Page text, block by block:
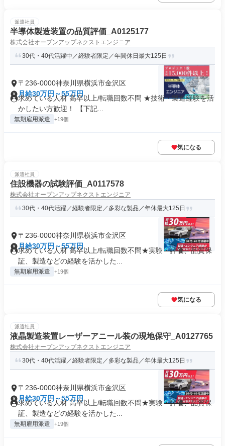
派遣社員
半導体製造装置の品質評価_A0125177
株式会社オープンアップネクストエンジニア
30代・40代活躍中／経験者限定／年間休日最大125日
〒236-0000神奈川県横浜市金沢区
月給30万円～55万円
求めている人材 高卒以上/転職回数不問 ★技術・製造経験を活
かしたい方歓迎！ 【下記...
無期雇用派遣 +19個
気になる
派遣社員
住設機器の試験評価_A0117578
株式会社オープンアップネクストエンジニア
30代・40代活躍／経験者限定／多彩な製品／年休最大125日
〒236-0000神奈川県横浜市金沢区
月給30万円～55万円
求めている人材 高卒以上/転職回数不問★実験・評価、品質保
証、製造などの経験を活かした...
無期雇用派遣 +19個
気になる
派遣社員
液晶製造装置レーザーアニール装の現地保守_A0127765
株式会社オープンアップネクストエンジニア
30代・40代活躍／経験者限定／多彩な製品／年休最大125日
〒236-0000神奈川県横浜市金沢区
月給30万円～55万円
求めている人材 高卒以上/転職回数不問★実験・評価、品質保
証、製造などの経験を活かした...
無期雇用派遣 +19個